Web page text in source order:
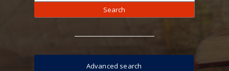
Search
Advanced search